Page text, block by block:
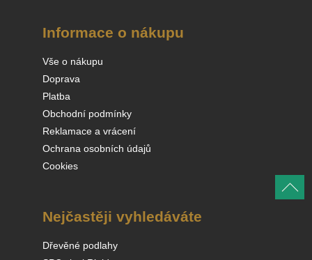
Informace o nákupu
Vše o nákupu
Doprava
Platba
Obchodní podmínky
Reklamace a vrácení
Ochrana osobních údajů
Cookies
Nejčastěji vyhledáváte
Dřevěné podlahy